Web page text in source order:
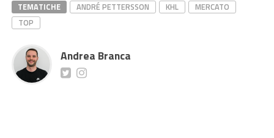
TEMATICHE ANDRÉ PETTERSSON KHL
MERCATO
TOP
Andrea Branca